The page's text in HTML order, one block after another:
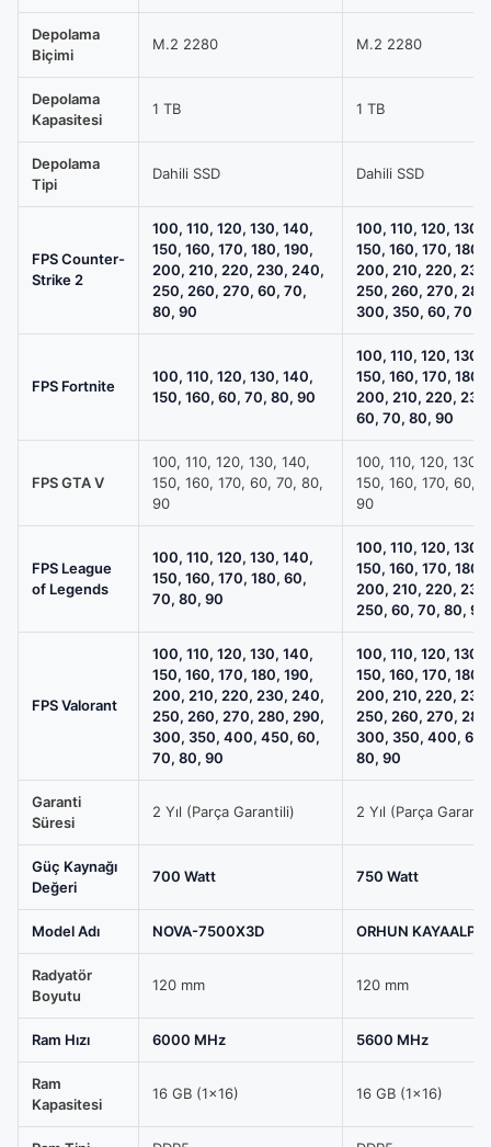
5070
OC
12GB
16GB
RAM
1TB
SSD
Sistem
için
tablosu
Depolama
Biçimi
M.2 2280 M.2 2280
Depolama
Kapasitesi
1 TB 1 TB
Depolama
Tipi
Dahili SSD Dahili SSD
FPS Counter-
Strike 2
100, 110, 120, 130, 140,
150, 160, 170, 180, 190,
200, 210, 220, 230, 240,
250, 260, 270, 60, 70,
80, 90
100, 110, 120, 130,
150, 160, 170, 180,
200, 210, 220,
250, 260, 270,
300, 350, 60, 70,
FPS Fortnite
100, 110, 120, 130, 140,
150, 160, 60, 70, 80, 90
100, 110, 120, 130,
150, 160, 170, 180,
200, 210, 220,
60, 70, 80, 90
FPS GTA V
100, 110, 120, 130, 140,
150, 160, 170, 60, 70, 80,
90
100, 110, 120, 130,
150, 160, 170, 60,
90
FPS League
of Legends
100, 110, 120, 130, 140,
150, 160, 170, 180, 60,
70, 80, 90
100, 110, 120, 130,
150, 160, 170, 180,
200, 210, 220,
250, 60, 70, 80, 90
FPS Valorant
100, 110, 120, 130, 140,
150, 160, 170, 180, 190,
200, 210, 220, 230, 240,
250, 260, 270, 280, 290,
300, 350, 400, 450, 60,
70, 80, 90
100, 110, 120, 130,
150, 160, 170, 180,
200, 210, 220,
250, 260, 270,
300, 350, 400, 60,
80, 90
Garanti
Süresi
2 Yıl (Parça Garantili) 2 Yıl (Parça
Güç Kaynağı
Değeri
700 Watt 750 Watt
Model Adı NOVA-7500X3D ORHUN KAYAALP
Radyatör
Boyutu
120 mm 120 mm
Ram Hızı 6000 MHz 5600 MHz
Ram
Kapasitesi
16 GB (1x16) 16 GB (1x16)